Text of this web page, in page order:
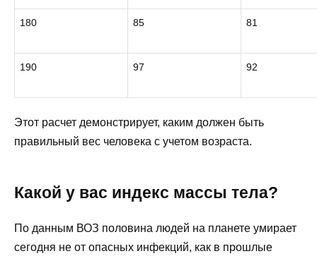
180 85 81
190 97 92
Этот расчет демонстрирует, каким должен быть
правильный вес человека с учетом возраста.
Какой у вас индекс массы тела?
По данным ВОЗ половина людей на планете умирает
сегодня не от опасных инфекций, как в прошлые